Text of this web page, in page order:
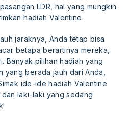
LDR, hal yang mungkin
hadiah Valentine.
jaraknya, Anda tetap bisa
betapa berartinya mereka,
Banyak pilihan hadiah yang
yang berada jauh dari Anda,
ide-ide hadiah Valentine
laki-laki yang sedang